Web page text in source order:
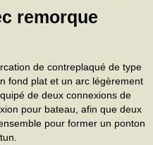
remorque
de contreplaqué de type
fond plat et un arc légèrement
de deux connexions de
pour bateau, afin que deux
pour former un ponton